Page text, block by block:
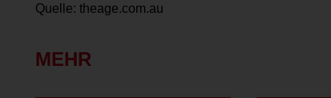
Quelle: theage.com.au
MEHR